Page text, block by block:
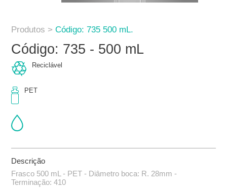
Produtos >Código: 735 500 mL.
Código: 735 - 500 mL
Reciclável
PET
Descrição
Frasco 500 mL - PET - Diâmetro boca: R. 28mm -
Terminação: 410